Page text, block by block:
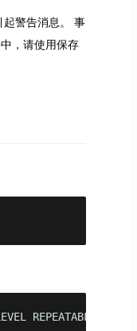
起警告消息。 事
，请使用保存
REPEATABLE READ;